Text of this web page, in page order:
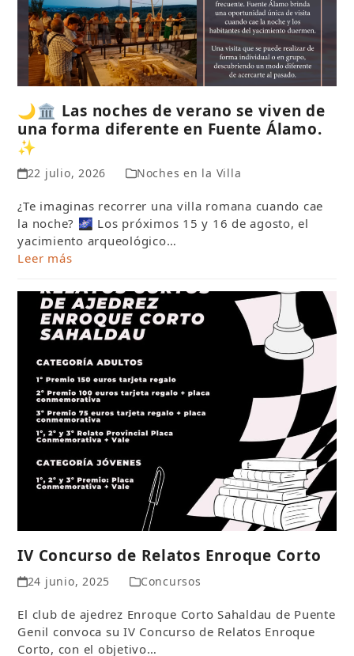
🌙🏛️ Las noches de verano se viven de
una forma diferente en Fuente Álamo.
✨
22 julio, 2026 Noches en la Villa
¿Te imaginas recorrer una villa romana cuando cae
la noche? 🌌 Los próximos 15 y 16 de agosto, el
yacimiento arqueológico…
Leer más
IV Concurso de Relatos Enroque Corto
24 junio, 2025 Concursos
El club de ajedrez Enroque Corto Sahaldau de Puente
Genil convoca su IV Concurso de Relatos Enroque
Corto, con el objetivo…